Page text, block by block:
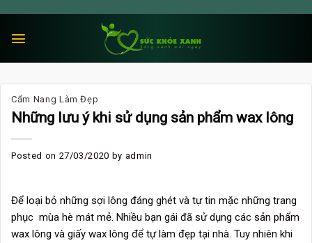
content
Cẩm Nang Làm Đẹp
Những lưu ý khi sử dụng sản phẩm wax lông
Posted on 27/03/2020 by admin
Để loại bỏ những sợi lông đáng ghét và tự tin mặc những trang
phục mùa hè mát mẻ. Nhiều bạn gái đã sử dụng các sản phẩm
wax lông và giấy wax lông để tự làm đẹp tại nhà. Tuy nhiên khi